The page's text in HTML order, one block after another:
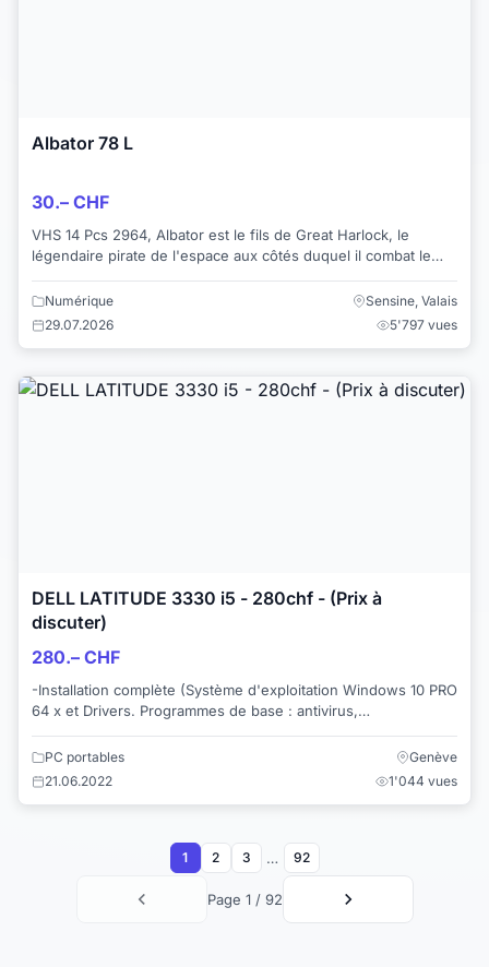
Albator 78 L
30.– CHF
VHS 14 Pcs 2964, Albator est le fils de Great Harlock, le
légendaire pirate de l'espace aux côtés duquel il combat le
Numérique
Sensine, Valais
29.07.2026
5'797 vues
DELL LATITUDE 3330 i5 - 280chf - (Prix à
discuter)
280.– CHF
-Installation complète (Système d'exploitation Windows 10 PRO
64 x et Drivers. Programmes de base : antivirus,
PC portables
Genève
21.06.2022
1'044 vues
Page 1 / 92
1 2 3 … 92